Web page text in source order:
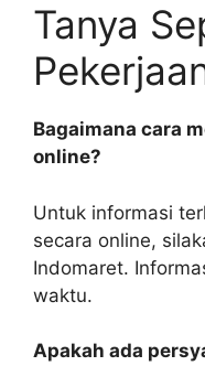
Tanya
Bagaimana cara
online?
Untuk informasi
secara online,
Indomaret.
waktu.
Apakah ada